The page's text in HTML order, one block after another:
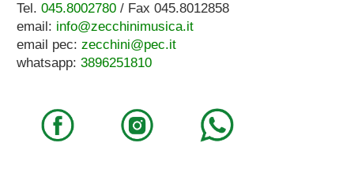
Tel. 045.8002780/ Fax 045.8012858
email: info@zecchinimusica.it
email pec: zecchini@pec.it
whatsapp: 3896251810